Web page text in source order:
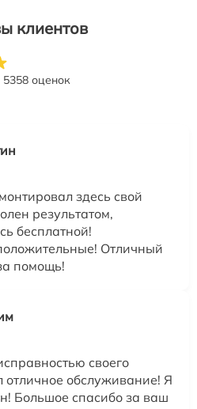
клиентов
5358 оценок
здесь свой
результатом,
бесплатной!
Отличный
помощь!
своего
отличное обслуживание! Я
Большое спасибо за ваш